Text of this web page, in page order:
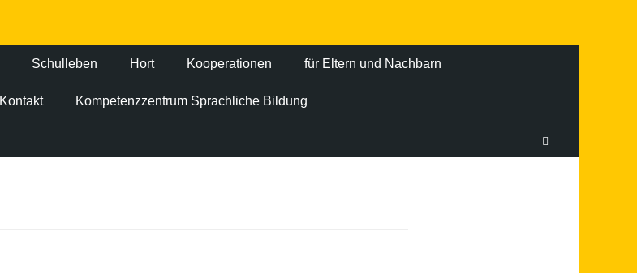
Schulleben Hort Kooperationen für Eltern und Nachbarn
Kontakt Kompetenzzentrum Sprachliche Bildung